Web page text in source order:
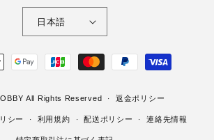
日本語
All Rights Reserved 返金ポリシー
シー 利用規約 配送ポリシー 連絡先情報